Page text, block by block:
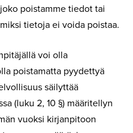
poistamme tiedot tai
tietoja ei voida poistaa.
voi olla
poistamatta pyydettyä
säilyttää
(luku 2, 10 §) määritellyn
vuoksi kirjanpitoon